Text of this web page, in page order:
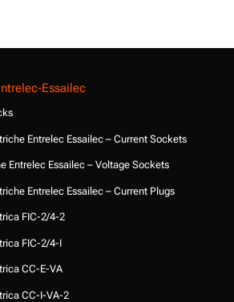
Essailec
Entrelec Essailec – Current Sockets
Entrelec Essailec – Voltage Sockets
Entrelec Essailec – Current Plugs
FIC-2/4-2
FIC-2/4-I
CC-E-VA
CC-I-VA-2